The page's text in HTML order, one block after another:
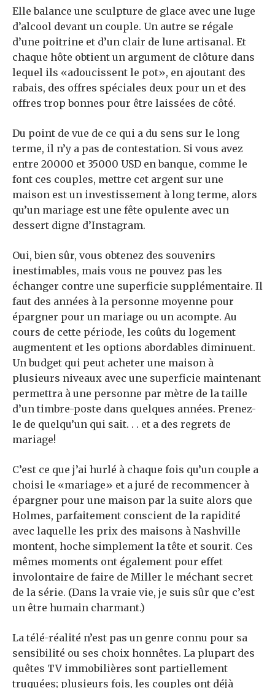
Elle balance une sculpture de glace avec une luge
d’alcool devant un couple. Un autre se régale
d’une poitrine et d’un clair de lune artisanal. Et
chaque hôte obtient un argument de clôture dans
lequel ils «adoucissent le pot», en ajoutant des
rabais, des offres spéciales deux pour un et des
offres trop bonnes pour être laissées de côté.
Du point de vue de ce qui a du sens sur le long
terme, il n’y a pas de contestation. Si vous avez
entre 20000 et 35000 USD en banque, comme le
font ces couples, mettre cet argent sur une
maison est un investissement à long terme, alors
qu’un mariage est une fête opulente avec un
dessert digne d’Instagram.
Oui, bien sûr, vous obtenez des souvenirs
inestimables, mais vous ne pouvez pas les
échanger contre une superficie supplémentaire. Il
faut des années à la personne moyenne pour
épargner pour un mariage ou un acompte. Au
cours de cette période, les coûts du logement
augmentent et les options abordables diminuent.
Un budget qui peut acheter une maison à
plusieurs niveaux avec une superficie maintenant
permettra à une personne par mètre de la taille
d’un timbre-poste dans quelques années. Prenez-
le de quelqu’un qui sait. . . et a des regrets de
mariage!
C’est ce que j’ai hurlé à chaque fois qu’un couple a
choisi le «mariage» et a juré de recommencer à
épargner pour une maison par la suite alors que
Holmes, parfaitement conscient de la rapidité
avec laquelle les prix des maisons à Nashville
montent, hoche simplement la tête et sourit. Ces
mêmes moments ont également pour effet
involontaire de faire de Miller le méchant secret
de la série. (Dans la vraie vie, je suis sûr que c’est
un être humain charmant.)
La télé-réalité n’est pas un genre connu pour sa
sensibilité ou ses choix honnêtes. La plupart des
quêtes TV immobilières sont partiellement
truquées; plusieurs fois, les couples ont déjà